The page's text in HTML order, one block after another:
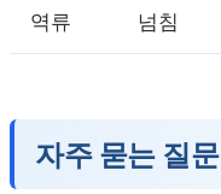
역류
넘침
자주 묻는 질문